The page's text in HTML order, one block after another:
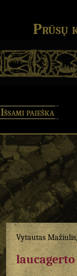
Prūsų
Išsami paieška
Vytautas
laucagerto